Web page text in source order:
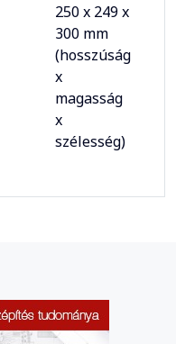
250 x 249 x
300 mm
(hosszúság
x
magasság
x
szélesség)